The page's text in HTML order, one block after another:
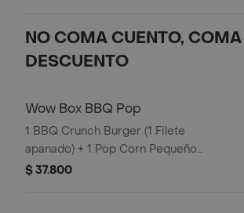
NO COMA CUENTO, COMA
DESCUENTO
Wow Box BBQ Pop
1 BBQ Crunch Burger (1 Filete
apanado) + 1 Pop Corn Pequeño
(Trocitos de pechuga pollo apanados)
$ 37.800